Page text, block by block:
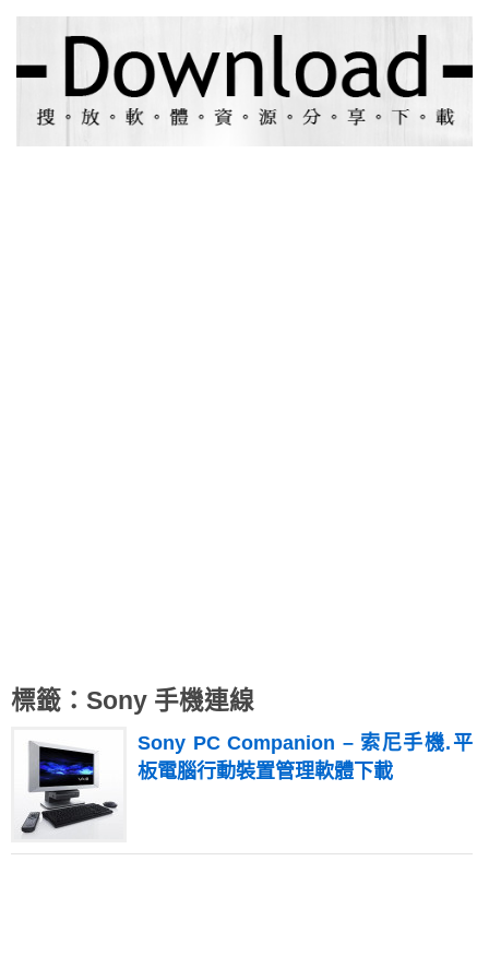
標籤：Sony 手機連線
Sony PC Companion – 索尼手機.平
板電腦行動裝置管理軟體下載